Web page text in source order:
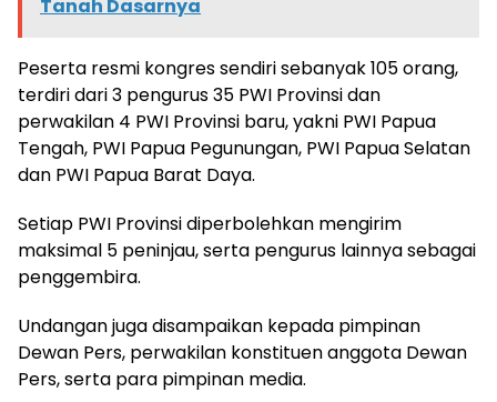
Tanah Dasarnya
Peserta resmi kongres sendiri sebanyak 105 orang,
terdiri dari 3 pengurus 35 PWI Provinsi dan
perwakilan 4 PWI Provinsi baru, yakni PWI Papua
Tengah, PWI Papua Pegunungan, PWI Papua Selatan
dan PWI Papua Barat Daya.
Setiap PWI Provinsi diperbolehkan mengirim
maksimal 5 peninjau, serta pengurus lainnya sebagai
penggembira.
Undangan juga disampaikan kepada pimpinan
Dewan Pers, perwakilan konstituen anggota Dewan
Pers, serta para pimpinan media.